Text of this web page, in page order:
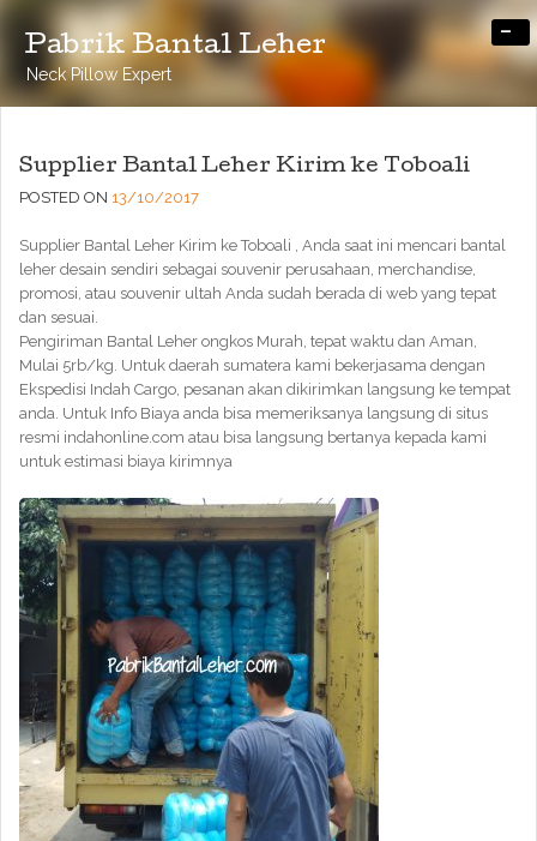
Pabrik Bantal Leher
Neck Pillow Expert
-
Supplier Bantal Leher Kirim ke Toboali
POSTED ON 13/10/2017
Supplier Bantal Leher Kirim ke Toboali , Anda saat ini mencari bantal
leher desain sendiri sebagai souvenir perusahaan, merchandise,
promosi, atau souvenir ultah Anda sudah berada di web yang tepat
dan sesuai.
Pengiriman Bantal Leher ongkos Murah, tepat waktu dan Aman,
Mulai 5rb/kg. Untuk daerah sumatera kami bekerjasama dengan
Ekspedisi Indah Cargo, pesanan akan dikirimkan langsung ke tempat
anda. Untuk Info Biaya anda bisa memeriksanya langsung di situs
resmi indahonline.com atau bisa langsung bertanya kepada kami
untuk estimasi biaya kirimnya